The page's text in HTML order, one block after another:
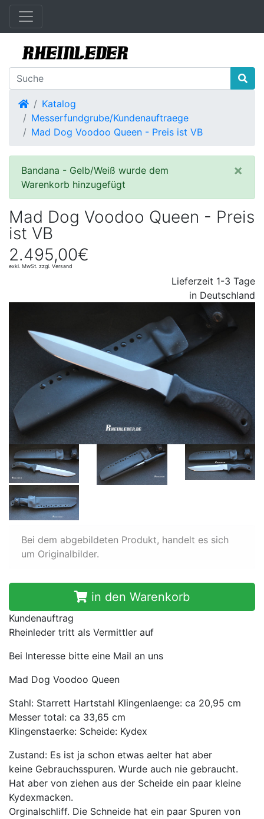
Startseite
Katalog
Messerfundgrube/Kundenauftraege
Mad Dog Voodoo Queen - Preis ist VB
×
Bandana - Gelb/Weiß wurde dem
Warenkorb hinzugefügt
Mad Dog Voodoo Queen - Preis
ist VB
2.495,00€
exkl. MwSt. zzgl. Versand
Lieferzeit 1-3 Tage
in Deutschland
Bei dem abgebildeten Produkt, handelt es sich
um Originalbilder.
in den Warenkorb
Kundenauftrag
Rheinleder tritt als Vermittler auf
Bei Interesse bitte eine Mail an uns
Mad Dog Voodoo Queen
Stahl: Starrett Hartstahl Klingenlaenge: ca 20,95 cm
Messer total: ca 33,65 cm
Klingenstaerke: Scheide: Kydex
Zustand: Es ist ja schon etwas aelter hat aber
keine Gebrauchsspuren. Wurde auch nie gebraucht.
Hat aber von ziehen aus der Scheide ein paar kleine
Kydexmacken.
Orginalschliff. Die Schneide hat ein paar Spuren von